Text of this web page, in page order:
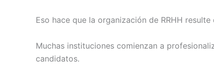
Eso hace que la organización de RRHH
Muchas instituciones comienzan a
candidatos.